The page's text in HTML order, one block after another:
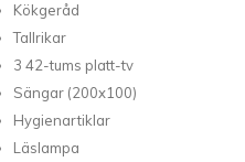
Kökgeråd
Tallrikar
3 42-tums platt-tv
Sängar (200x100)
Hygienartiklar
Läslampa